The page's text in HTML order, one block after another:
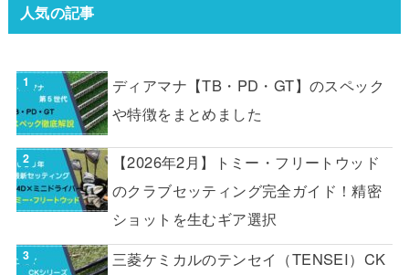
人気の記事
ディアマナ【TB・PD・GT】のスペック
や特徴をまとめました
【2026年2月】トミー・フリートウッド
のクラブセッティング完全ガイド！精密
ショットを生むギア選択
三菱ケミカルのテンセイ（TENSEI）CK